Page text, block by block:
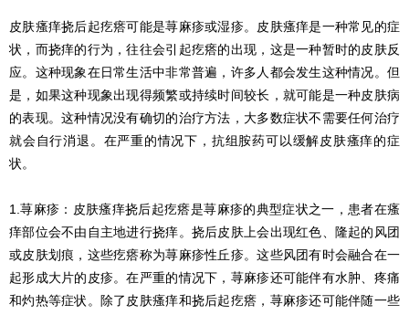
皮肤瘙痒挠后起疙瘩可能是荨麻疹或湿疹。皮肤瘙痒是一种常见的症
状，而挠痒的行为，往往会引起疙瘩的出现，这是一种暂时的皮肤反
应。这种现象在日常生活中非常普遍，许多人都会发生这种情况。但
是，如果这种现象出现得频繁或持续时间较长，就可能是一种皮肤病
的表现。这种情况没有确切的治疗方法，大多数症状不需要任何治疗
就会自行消退。在严重的情况下，抗组胺药可以缓解皮肤瘙痒的症
状。
1.荨麻疹：皮肤瘙痒挠后起疙瘩是荨麻疹的典型症状之一，患者在瘙
痒部位会不由自主地进行挠痒。挠后皮肤上会出现红色、隆起的风团
或皮肤划痕，这些疙瘩称为荨麻疹性丘疹。这些风团有时会融合在一
起形成大片的皮疹。在严重的情况下，荨麻疹还可能伴有水肿、疼痛
和灼热等症状。除了皮肤瘙痒和挠后起疙瘩，荨麻疹还可能伴随一些